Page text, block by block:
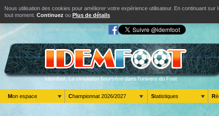
Nous utilisation des cookies pour améliorer votre expérience utilisateur. En continuant
tout moment. Continuez ou Plus de détails
Aller au contenu Aller au menu Mon compte
Idemfoot. La simulation boursière dans l'univers du Foot
Mon espace Championnat 2026/2027 Statistiques